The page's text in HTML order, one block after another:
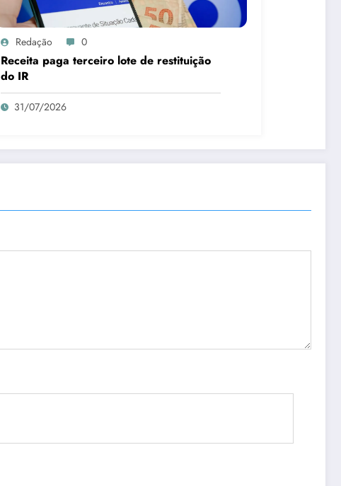
Redação 0
Receita paga terceiro lote de restituição
do IR
31/07/2026